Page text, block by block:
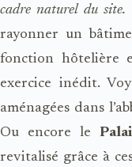
cadre naturel du site.
rayonner un
fonction hôtelière
exercice inédit.
aménagées dans
Ou encore le
revitalisé grâce à